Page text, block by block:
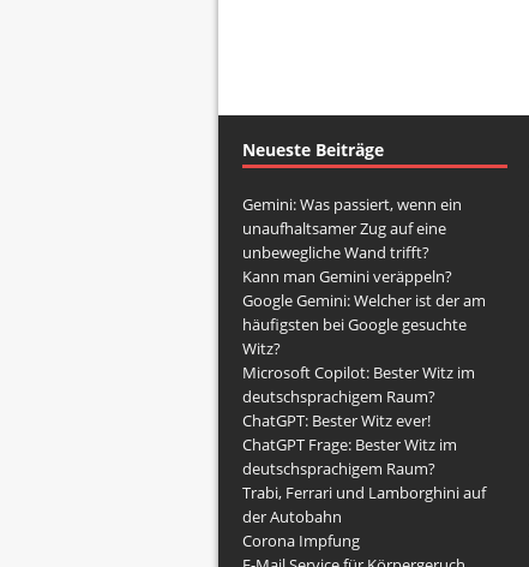
Neueste Beiträge
Gemini: Was passiert, wenn ein
unaufhaltsamer Zug auf eine
unbewegliche Wand trifft?
Kann man Gemini veräppeln?
Google Gemini: Welcher ist der am
häufigsten bei Google gesuchte
Witz?
Microsoft Copilot: Bester Witz im
deutschsprachigem Raum?
ChatGPT: Bester Witz ever!
ChatGPT Frage: Bester Witz im
deutschsprachigem Raum?
Trabi, Ferrari und Lamborghini auf
der Autobahn
Corona Impfung